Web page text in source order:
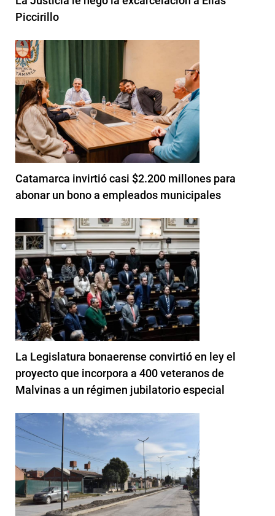
Piccirillo
Catamarca invirtió casi $2.200 millones para
abonar un bono a empleados municipales
La Legislatura bonaerense convirtió en ley el
proyecto que incorpora a 400 veteranos de
Malvinas a un régimen jubilatorio especial